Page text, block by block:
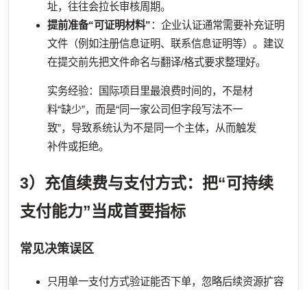
址，往往会拉长审核周期。
提前准备“可证明材料”：企业认证通常需要补充证明
文件（例如注册信息证明、联系信息证明等）。建议
在提交前先把文件命名与翻译/格式要求整理好。
实务经验：国际项目里最浪费时间的，不是材
料“缺少”，而是“同一家公司但字段写法不一
致”，导致系统认为不是同一个主体，从而触发
补件或拒绝。
3）充值续费与支付方式：把“可持续
支付能力”当成首要指标
常见决策误区
只用单一支付方式验证能否下单，忽略后续资源扩容